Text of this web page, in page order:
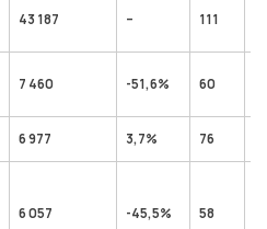
43 187 – 111
7 460 -51,6% 60
6 977 3,7% 76
6 057 -45,5% 58